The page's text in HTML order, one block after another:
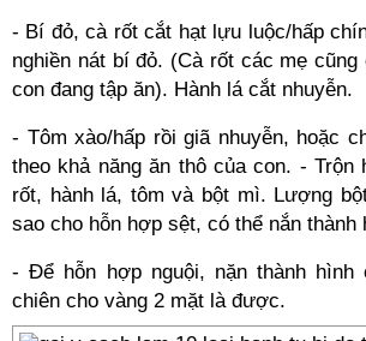
- Bí đỏ, cà rốt cắt hạt lựu luộc/hấp
nghiền nát bí đỏ. (Cà rốt các mẹ cũng
con đang tập ăn). Hành lá cắt nhuyễn.
- Tôm xào/hấp rồi giã nhuyễn, hoặc
theo khả năng ăn thô của con. - Trộn
rốt, hành lá, tôm và bột mì. Lượng
sao cho hỗn hợp sệt, có thể nắn
- Để hỗn hợp nguội, nặn thành hình
chiên cho vàng 2 mặt là được.